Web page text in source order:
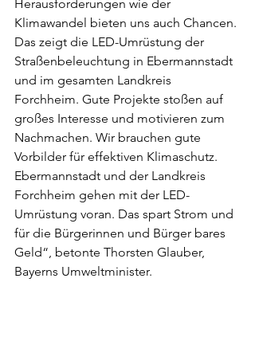
Herausforderungen wie der
Klimawandel bieten uns auch Chancen.
Das zeigt die LED-Umrüstung der
Straßenbeleuchtung in Ebermannstadt
und im gesamten Landkreis
Forchheim. Gute Projekte stoßen auf
großes Interesse und motivieren zum
Nachmachen. Wir brauchen gute
Vorbilder für effektiven Klimaschutz.
Ebermannstadt und der Landkreis
Forchheim gehen mit der LED-
Umrüstung voran. Das spart Strom und
für die Bürgerinnen und Bürger bares
Geld“, betonte Thorsten Glauber,
Bayerns Umweltminister.